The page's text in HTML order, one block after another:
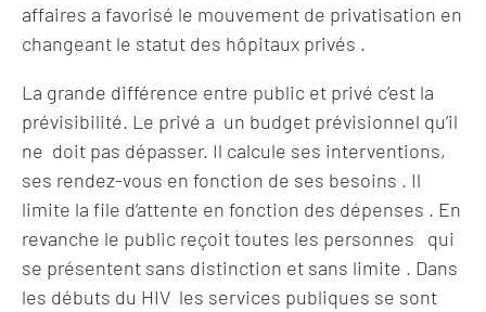
affaires a favorisé le mouvement de privatisation en
changeant le statut des hôpitaux privés .
La grande différence entre public et privé c’est la
prévisibilité. Le privé a un budget prévisionnel qu’il
ne doit pas dépasser. Il calcule ses interventions,
ses rendez-vous en fonction de ses besoins . Il
limite la file d’attente en fonction des dépenses . En
revanche le public reçoit toutes les personnes qui
se présentent sans distinction et sans limite . Dans
les débuts du HIV les services publiques se sont